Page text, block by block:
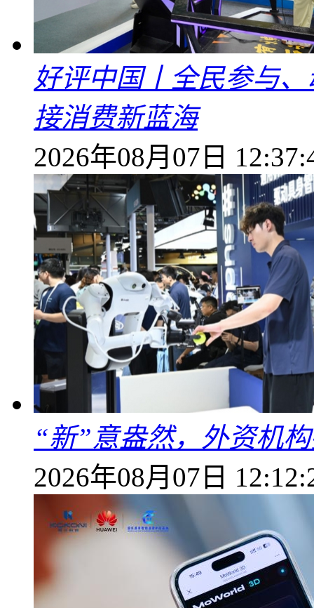
好评中国丨全民参与
接消费新蓝海
2026年08月07日
“新”意盎然，外资机
2026年08月07日